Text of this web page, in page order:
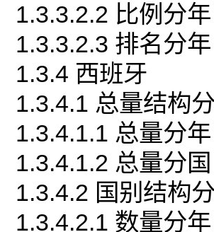
1.3.3.2.2 比例分年
1.3.3.2.3 排名分年
1.3.4 西班牙
1.3.4.1 总量结构
1.3.4.1.1 总量分年
1.3.4.1.2 总量分国
1.3.4.2 国别结构
1.3.4.2.1 数量分年